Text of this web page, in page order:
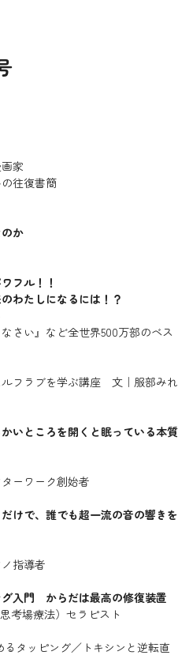
家
往復書簡
か
フル！！
わたしになるには！？
さい』など全世界500万部のベス
フラブを学ぶ講座 文｜服部みれ
いところを開くと眠っている本質
ーワーク創始者
けで、誰でも超一流の音の響きを
指導者
入門 からだは最高の修復装置
考場療法）セラピスト
タッピング／トキシンと逆転直